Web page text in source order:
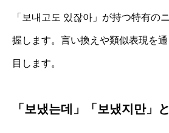
「보내고도 있잖아」が持つ特有の
握します。言い換えや類似表現を
目します。
「보냈는데」「보냈지만」